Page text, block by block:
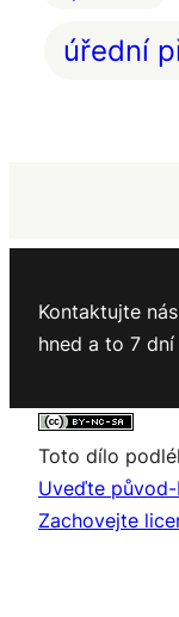
úřední
Kontaktujte
hned a to 7
Toto dílo
Uveďte
Zachovejte